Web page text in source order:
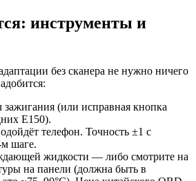
инструменты и
без сканера не нужно ничего
(или исправная кнопка
E150).
телефон. Точность ±1 с
шаге.
жидкости — либо смотрите на
на панели (должна быть в